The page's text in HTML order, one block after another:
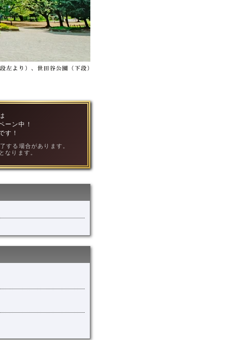
ーン中！
す！
する場合があります。
なります。